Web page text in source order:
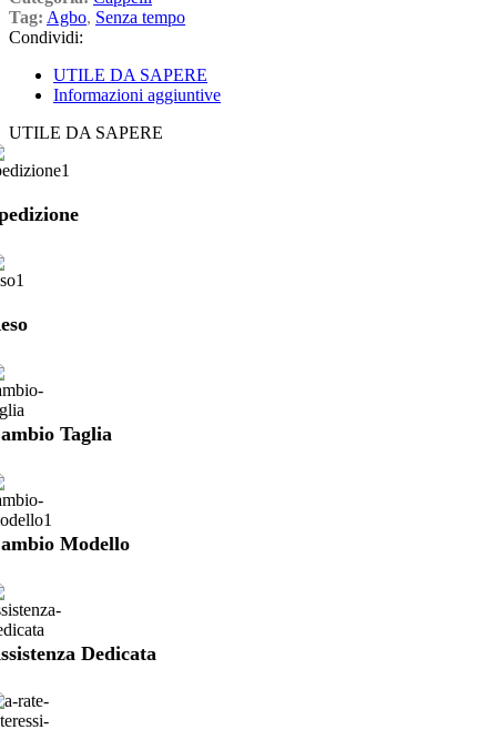
Tag: Agbo, Senza tempo
Condividi:
UTILE DA SAPERE
Informazioni aggiuntive
UTILE DA SAPERE
Taglia
Modello
Dedicata